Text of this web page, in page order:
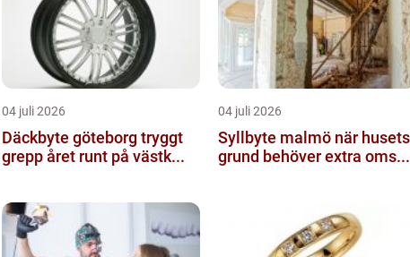
04 juli 2026
Däckbyte göteborg tryggt
grepp året runt på västk...
04 juli 2026
Syllbyte malmö när husets
grund behöver extra oms...